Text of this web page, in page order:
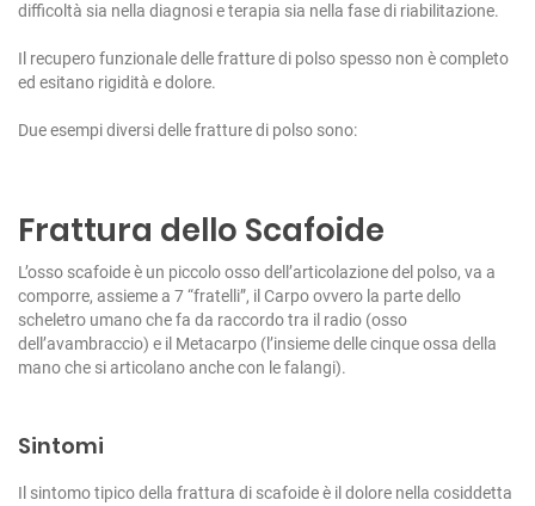
difficoltà sia nella diagnosi e terapia sia nella fase di riabilitazione.
Il recupero funzionale delle fratture di polso spesso non è completo
ed esitano rigidità e dolore.
Due esempi diversi delle fratture di polso sono:
Frattura dello Scafoide
L’osso scafoide è un piccolo osso dell’articolazione del polso, va a
comporre, assieme a 7 “fratelli”, il Carpo ovvero la parte dello
scheletro umano che fa da raccordo tra il radio (osso
dell’avambraccio) e il Metacarpo (l’insieme delle cinque ossa della
mano che si articolano anche con le falangi).
Sintomi
Il sintomo tipico della frattura di scafoide è il dolore nella cosiddetta